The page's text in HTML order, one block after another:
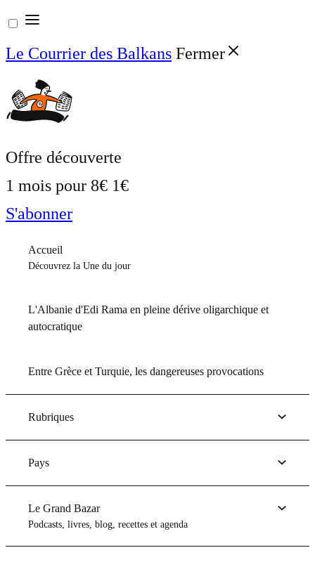
Aller
au
contenu
Le Courrier des Balkans Fermer
Offre découverte
1 mois pour 8€ 1€
S'abonner
Accueil
Découvrez la Une du jour
L'Albanie d'Edi Rama en pleine dérive oligarchique et
autocratique
Entre Grèce et Turquie, les dangereuses provocations
Rubriques
Pays
Le Grand Bazar
Podcasts, livres, blog, recettes et agenda